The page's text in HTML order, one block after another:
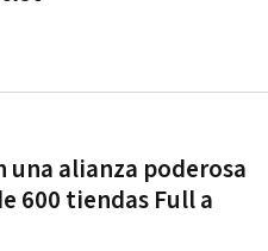
una alianza poderosa
600 tiendas Full a